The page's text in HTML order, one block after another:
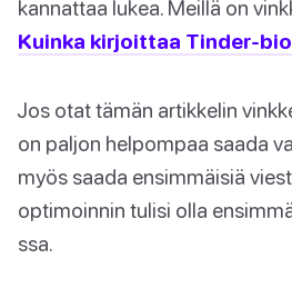
kannattaa lukea. Meillä on
Kuinka kirjoittaa Tinder-bio
Jos otat tämän artikkelin
on paljon helpompaa saada
myös saada ensimmäisiä
optimoinnin tulisi olla
ssa.